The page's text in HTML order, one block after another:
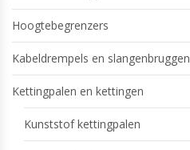
Hoogtebegrenzers
Kabeldrempels en slangenbruggen
Kettingpalen en kettingen
Kunststof kettingpalen